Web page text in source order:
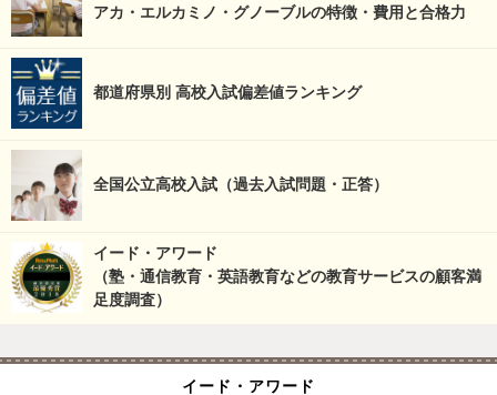
アカ・エルカミノ・グノーブルの特徴・費用と合格力
都道府県別 高校入試偏差値ランキング
全国公立高校入試（過去入試問題・正答）
イード・アワード
（塾・通信教育・英語教育などの教育サービスの顧客満
足度調査）
イード・アワード